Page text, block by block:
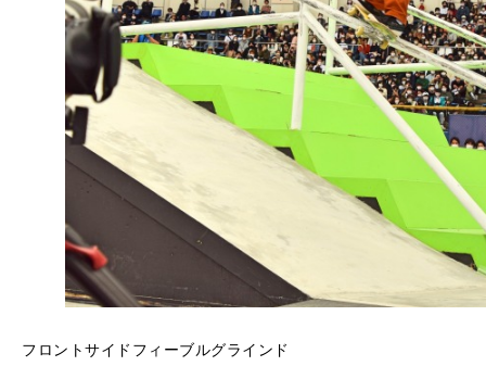
フロントサイドフィーブルグラインド